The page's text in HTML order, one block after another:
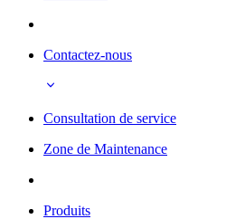
Contactez-nous
Consultation de service
Zone de Maintenance
Produits